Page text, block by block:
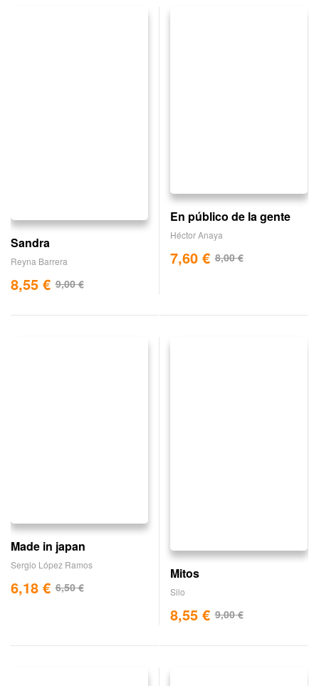
Sandra
Reyna Barrera
9,00€
8,55 €
En público de la gente
Héctor Anaya
8,00€
7,60 €
Made in japan
Sergio López Ramos
6,50€
6,18 €
Mitos
Silo
9,00€
8,55 €